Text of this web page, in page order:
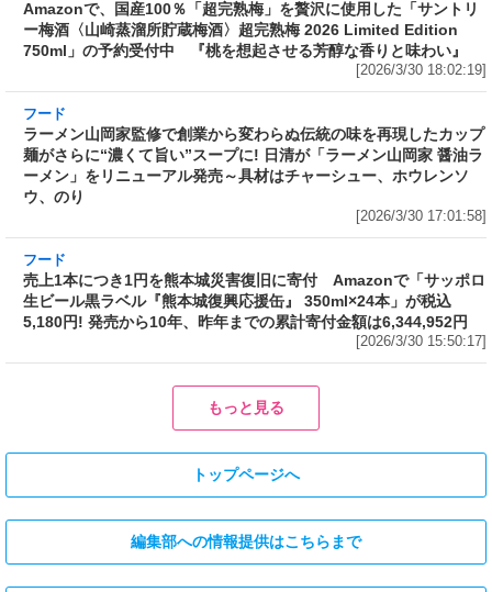
[2026/3/30 18:02:19]
フード
ラーメン山岡家監修で創業から変わらぬ伝統の
味を再現したカップ麺がさらに“濃くて旨い”ス
ン」をリニューアル発売～具材はチャーシュ
ー、ホウレンソウ、のり
[2026/3/30 17:01:58]
売上1本につき1円を熊本城災害復旧に寄付 Amazonで「サッポロ
生ビール黒ラベル『熊本城復興応援缶』 350ml×24本」が税込
5,180円! 発売から10年、昨年までの累計寄付金額は6,344,952円
[2026/3/30 15:50:17]
フード
川料理! 日清食品が「カップヌー
[2026/3/30 15:42:35]
フード
サガミが「晦日そば」を明日31日
4,400円
熱湯5分でふっくら白ご飯! カレーや納豆、牛丼の具も余裕で入って